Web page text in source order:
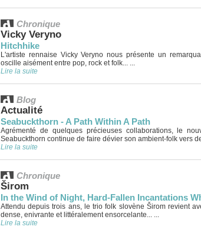
Chronique
Vicky Veryno
Hitchhike
L'artiste rennaise Vicky Veryno nous présente un
oscille aisément entre pop, rock et folk... ...
Lire la suite
Blog
Actualité
Seabuckthorn - A Path Within A Path
Agrémenté de quelques précieuses collaborations, le
Seabuckthorn continue de faire dévier son ambient-folk vers
Lire la suite
Chronique
Širom
In the Wind of Night, Hard-Fallen Incantations
Attendu depuis trois ans, le trio folk slovène Širom revient
dense, enivrante et littéralement ensorcelante... ...
Lire la suite